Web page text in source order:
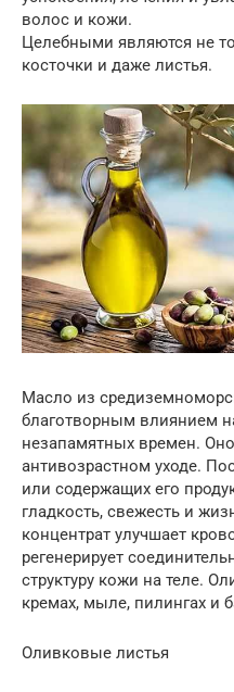
волос и кожи.
Целебными являются не
косточки и даже листья.
Масло из
благотворным влиянием
незапамятных времен.
антивозрастном уходе.
или содержащих его
гладкость, свежесть и
концентрат улучшает
регенерирует
структуру кожи на теле.
кремах, мыле, пилингах и
Оливковые листья